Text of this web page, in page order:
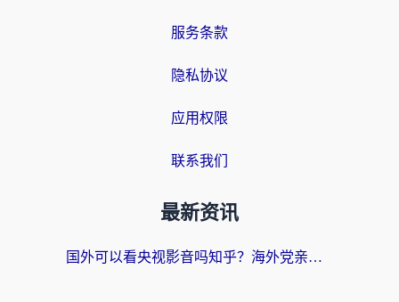
服务条款
隐私协议
应用权限
联系我们
最新资讯
国外可以看央视影音吗知乎？海外党亲测有效的回国加速方案